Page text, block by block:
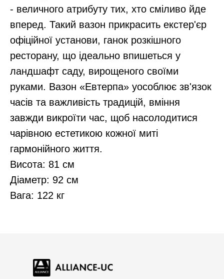
- величного атрибуту тих, хто сміливо йде
вперед. Такий вазон прикрасить екстер'єр
офіційної установи, ганок розкішного
ресторану, що ідеально впишеться у
ландшафт саду, вирощеного своїми
руками. Вазон «Евтерпа» уособлює зв'язок
часів та важливість традицій, вміння
завжди викроїти час, щоб насолодитися
чарівною естетикою кожної миті
гармонійного життя.
Висота: 81 см
Діаметр: 92 см
Вага: 122 кг